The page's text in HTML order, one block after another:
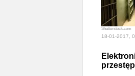
Shutterstock.com
18-01-2017,